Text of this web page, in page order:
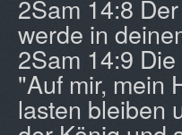
2Sam 14:8
werde in
2Sam 14:9
"Auf mir, mein
lasten bleiben